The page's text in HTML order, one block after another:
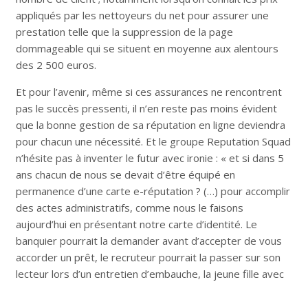
appliqués par les nettoyeurs du net pour assurer une
prestation telle que la suppression de la page
dommageable qui se situent en moyenne aux alentours
des 2 500 euros.
Et pour l’avenir, même si ces assurances ne rencontrent
pas le succès pressenti, il n’en reste pas moins évident
que la bonne gestion de sa réputation en ligne deviendra
pour chacun une nécessité. Et le groupe Reputation Squad
n’hésite pas à inventer le futur avec ironie : « et si dans 5
ans chacun de nous se devait d’être équipé en
permanence d’une carte e-réputation ? (…) pour accomplir
des actes administratifs, comme nous le faisons
aujourd’hui en présentant notre carte d’identité. Le
banquier pourrait la demander avant d’accepter de vous
accorder un prêt, le recruteur pourrait la passer sur son
lecteur lors d’un entretien d’embauche, la jeune fille avec